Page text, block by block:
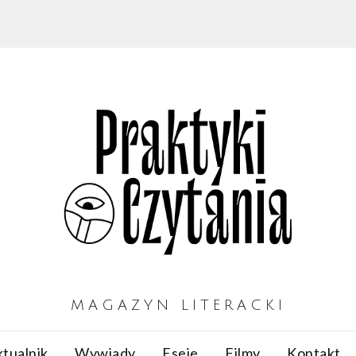
MAGAZYN LITERACKI